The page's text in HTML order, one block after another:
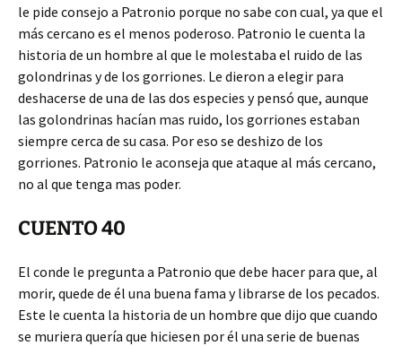
le pide consejo a Patronio porque no sabe con cual, ya que el
más cercano es el menos poderoso. Patronio le cuenta la
historia de un hombre al que le molestaba el ruido de las
golondrinas y de los gorriones. Le dieron a elegir para
deshacerse de una de las dos especies y pensó que, aunque
las golondrinas hacían mas ruido, los gorriones estaban
siempre cerca de su casa. Por eso se deshizo de los
gorriones. Patronio le aconseja que ataque al más cercano,
no al que tenga mas poder.
CUENTO 40
El conde le pregunta a Patronio que debe hacer para que, al
morir, quede de él una buena fama y librarse de los pecados.
Este le cuenta la historia de un hombre que dijo que cuando
se muriera quería que hiciesen por él una serie de buenas